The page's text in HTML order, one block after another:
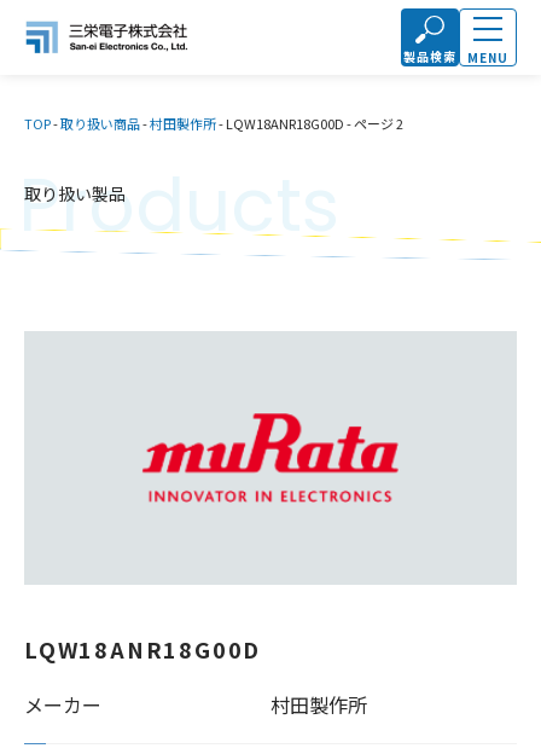
製品検索 MENU
TOP-取り扱い商品-村田製作所-LQW18ANR18G00D-ページ 2
取り扱い製品
Products
LQW18ANR18G00D
メーカー 村田製作所